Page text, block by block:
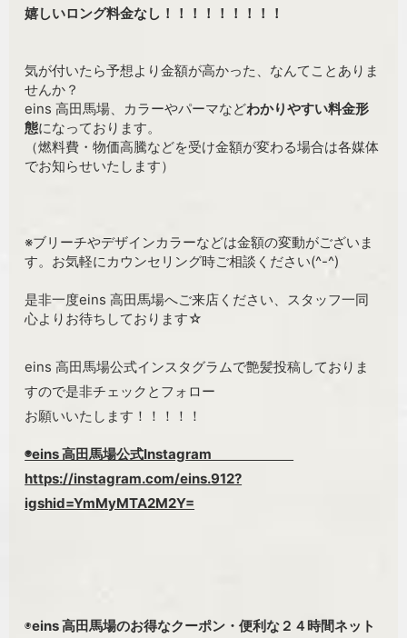
嬉しいロング料金なし！！！！！！！！！
気が付いたら予想より金額が高かった、なんてことありま
せんか？
eins 高田馬場、カラーやパーマなどわかりやすい料金形
態になっております。
（燃料費・物価高騰などを受け金額が変わる場合は各媒体
でお知らせいたします）
※ブリーチやデザインカラーなどは金額の変動がございま
す。お気軽にカウンセリング時ご相談ください(^-^)
是非一度eins 高田馬場へご来店ください、スタッフ一同
心よりお待ちしております☆
eins 高田馬場公式インスタグラムで艶髪投稿しておりま
すので是非チェックとフォロー
お願いいたします！！！！！
◉eins 高田馬場公式Instagram
https://instagram.com/eins.912?
igshid=YmMyMTA2M2Y=
◉eins 高田馬場のお得なクーポン・便利な２４時間ネット